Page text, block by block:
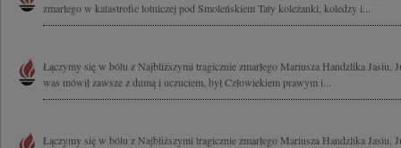
zmarłego w katastrofie lotniczej pod Smoleńskiem Taty koleżanki, koledzy i...
Łączymy się w bólu z Najbliższymi tragicznie zmarłego Mariusza Handzlika Jasiu,
was mówił zawsze z dumą i uczuciem, był Człowiekiem prawym i...
Łączymy się w bólu z Najbliższymi tragicznie zmarłego Mariusza Handzlika Jasiu,